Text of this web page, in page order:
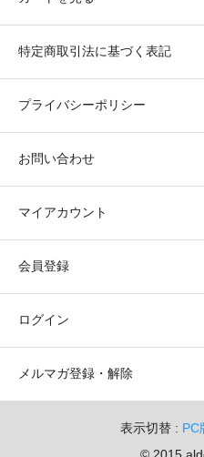
特定商取引法に基づく表記
プライバシーポリシー
お問い合わせ
マイアカウント
会員登録
ログイン
メルマガ登録・解除
表示切替 : PC
© 2015